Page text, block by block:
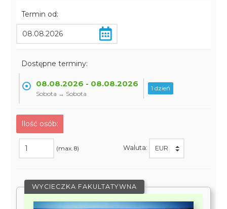
Termin od:
Dostępne terminy:
08.08.2026 - 08.08.2026
Sobota → Sobota
1 dzień
Ilość osób:
(max. 8) Waluta:
WYCIECZKA FAKULTATYWNA